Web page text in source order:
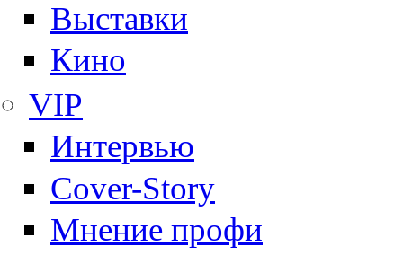
Выставки
Кино
VIP
Интервью
Cover-Story
Мнение профи